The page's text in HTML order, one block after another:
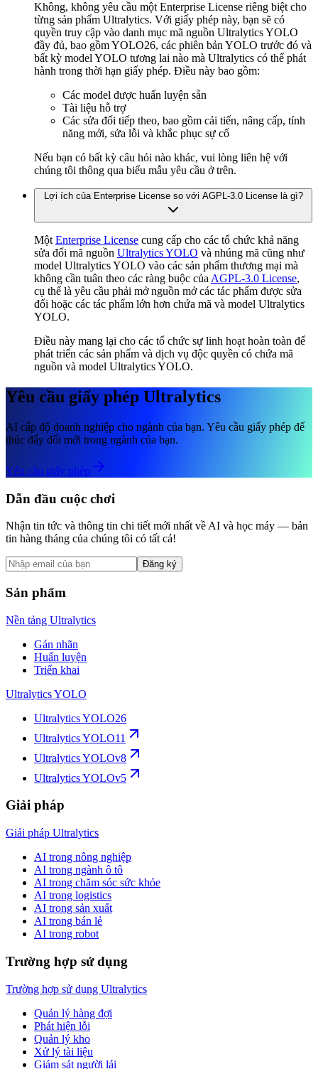
Không, không yêu cầu một Enterprise License riêng biệt cho
từng sản phẩm Ultralytics. Với giấy phép này, bạn sẽ có
quyền truy cập vào danh mục mã nguồn Ultralytics YOLO
đầy đủ, bao gồm YOLO26, các phiên bản YOLO trước đó và
bất kỳ model YOLO tương lai nào mà Ultralytics có thể phát
hành trong thời hạn giấy phép. Điều này bao gồm:
Các model được huấn luyện sẵn
Tài liệu hỗ trợ
Các sửa đổi tiếp theo, bao gồm cải tiến, nâng cấp, tính
năng mới, sửa lỗi và khắc phục sự cố
Nếu bạn có bất kỳ câu hỏi nào khác, vui lòng liên hệ với
chúng tôi thông qua biểu mẫu yêu cầu ở trên.
Lợi ích của Enterprise License so với AGPL-3.0 License là gì?
Một Enterprise License cung cấp cho các tổ chức khả năng
sửa đổi mã nguồn Ultralytics YOLO và nhúng mã cũng như
model Ultralytics YOLO vào các sản phẩm thương mại mà
không cần tuân theo các ràng buộc của AGPL-3.0 License,
cụ thể là yêu cầu phải mở nguồn mở các tác phẩm được sửa
đổi hoặc các tác phẩm lớn hơn chứa mã và model Ultralytics
YOLO.
Điều này mang lại cho các tổ chức sự linh hoạt hoàn toàn để
phát triển các sản phẩm và dịch vụ độc quyền có chứa mã
nguồn và model Ultralytics YOLO.
Yêu cầu giấy phép Ultralytics
AI cấp độ doanh nghiệp cho ngành của bạn. Yêu cầu giấy phép để
thúc đẩy đổi mới trong ngành của bạn.
Yêu cầu giấy phép
Dẫn đầu cuộc chơi
Nhận tin tức và thông tin chi tiết mới nhất về AI và học máy — bản
tin hàng tháng của chúng tôi có tất cả!
Đăng ký
Sản phẩm
Nền tảng Ultralytics
Gán nhãn
Huấn luyện
Triển khai
Ultralytics YOLO
Ultralytics YOLO26
Ultralytics YOLO11
Ultralytics YOLOv8
Ultralytics YOLOv5
Giải pháp
Giải pháp Ultralytics
AI trong nông nghiệp
AI trong ngành ô tô
AI trong chăm sóc sức khỏe
AI trong logistics
AI trong sản xuất
AI trong bán lẻ
AI trong robot
Trường hợp sử dụng
Trường hợp sử dụng Ultralytics
Quản lý hàng đợi
Phát hiện lỗi
Quản lý kho
Xử lý tài liệu
Giám sát người lái